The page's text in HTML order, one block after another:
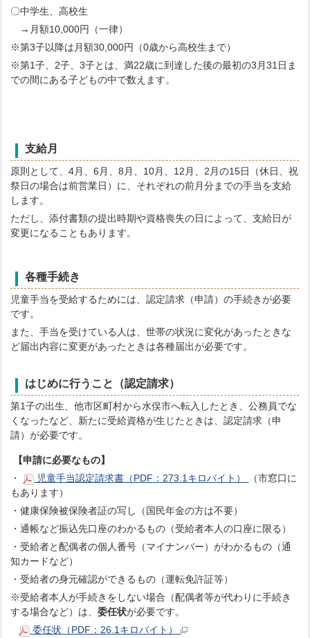
〇中学生、高校生
→月額10,000円（一律）
※第3子以降は月額30,000円（0歳から高校生まで）
※第1子、2子、3子とは、満22歳に到達した後の最初の3月31日ま
での間にある子どもの中で数えます。
支給月
原則として、4月、6月、8月、10月、12月、2月の15日（休日、祝
祭日の場合は前営業日）に、それぞれの前月分までの手当を支給
します。
ただし、添付書類の提出時期や資格喪失の日によって、支給日が
変更になることもあります。
各種手続き
児童手当を受給するためには、認定請求（申請）の手続きが必要
です。
また、手当を受けている人は、世帯の状況に変化があったときな
ど届出内容に変更があったときは各種届出が必要です。
はじめに行うこと（認定請求）
第1子の出生、他市区町村から水俣市へ転入したとき、公務員でな
くなったなど、新たに受給資格が生じたときは、認定請求（申
請）が必要です。
【申請に必要なもの】
・
児童手当認定請求書（PDF：273.1キロバイト）
（市窓口に
もあります）
・健康保険被保険者証の写し（国民年金の方は不要）
・通帳など振込先口座のわかるもの（受給者本人の口座に限る）
・受給者と配偶者の個人番号（マイナンバー）がわかるもの（通
知カードなど）
・受給者の身元確認ができるもの（運転免許証等）
※受給者本人が手続きをしない場合（配偶者等が代わりに手続き
する場合など）は、委任状が必要です。
委任状（PDF：26.1キロバイト）